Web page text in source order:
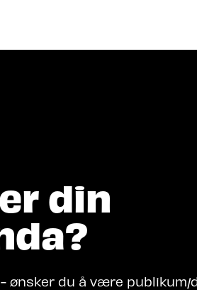
Hva
din
- ønsker du å være publikum/